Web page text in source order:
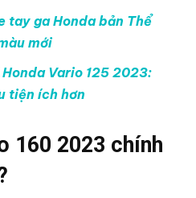
tay ga Honda bản Thể
mới
Vario 125 2023:
tiện ích hơn
160 2023 chính